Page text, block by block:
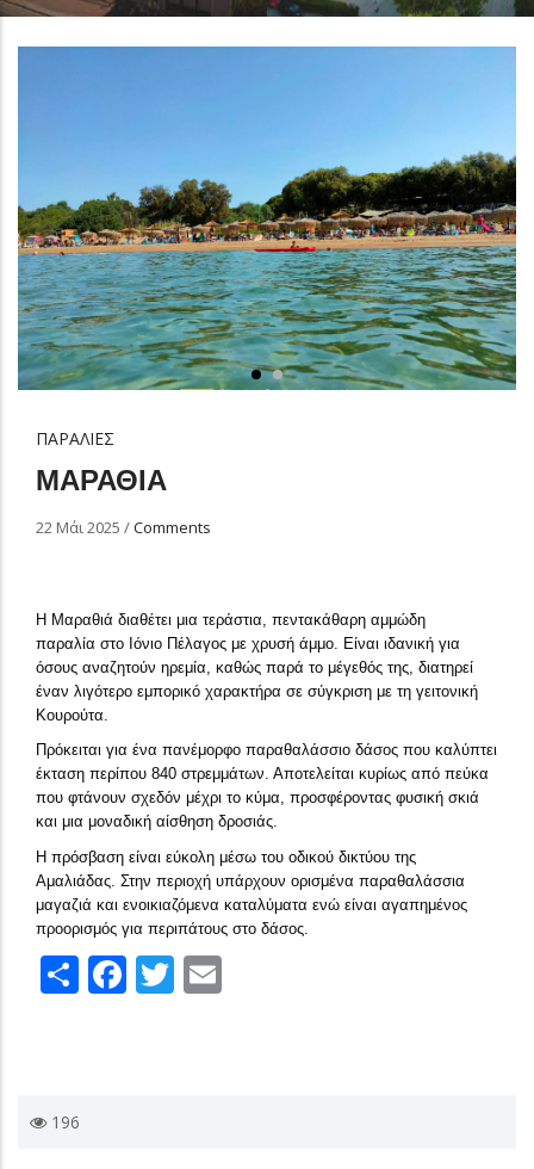
ΠΑΡΑΛΙΕΣ
ΜΑΡΑΘΙΑ
22 Μάι 2025 /Comments
Η Μαραθιά διαθέτει μια τεράστια, πεντακάθαρη αμμώδη
παραλία στο Ιόνιο Πέλαγος με χρυσή άμμο. Είναι ιδανική για
όσους αναζητούν ηρεμία, καθώς παρά το μέγεθός της, διατηρεί
έναν λιγότερο εμπορικό χαρακτήρα σε σύγκριση με τη γειτονική
Κουρούτα.
Πρόκειται για ένα πανέμορφο παραθαλάσσιο δάσος που καλύπτει
έκταση περίπου 840 στρεμμάτων. Αποτελείται κυρίως από πεύκα
που φτάνουν σχεδόν μέχρι το κύμα, προσφέροντας φυσική σκιά
και μια μοναδική αίσθηση δροσιάς.
Η πρόσβαση είναι εύκολη μέσω του οδικού δικτύου της
Αμαλιάδας. Στην περιοχή υπάρχουν ορισμένα παραθαλάσσια
μαγαζιά και ενοικιαζόμενα καταλύματα ενώ είναι αγαπημένος
προορισμός για περιπάτους στο δάσος.
ShareFacebook
Twitter
196